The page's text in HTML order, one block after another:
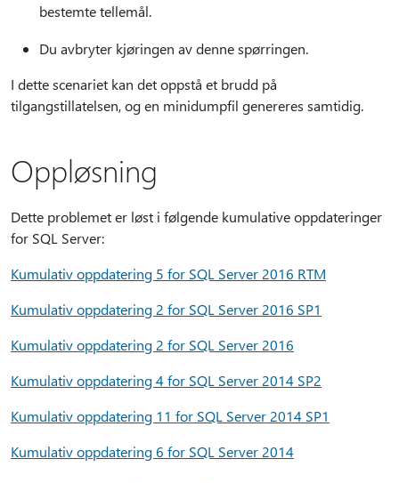
bestemte tellemål.
Du avbryter kjøringen av denne spørringen.
I dette scenariet kan det oppstå et brudd på
tilgangstillatelsen, og en minidumpfil genereres samtidig.
Oppløsning
Dette problemet er løst i følgende kumulative oppdateringer
for SQL Server:
Kumulativ oppdatering 5 for SQL Server 2016 RTM
Kumulativ oppdatering 2 for SQL Server 2016 SP1
Kumulativ oppdatering 2 for SQL Server 2016
Kumulativ oppdatering 4 for SQL Server 2014 SP2
Kumulativ oppdatering 11 for SQL Server 2014 SP1
Kumulativ oppdatering 6 for SQL Server 2014